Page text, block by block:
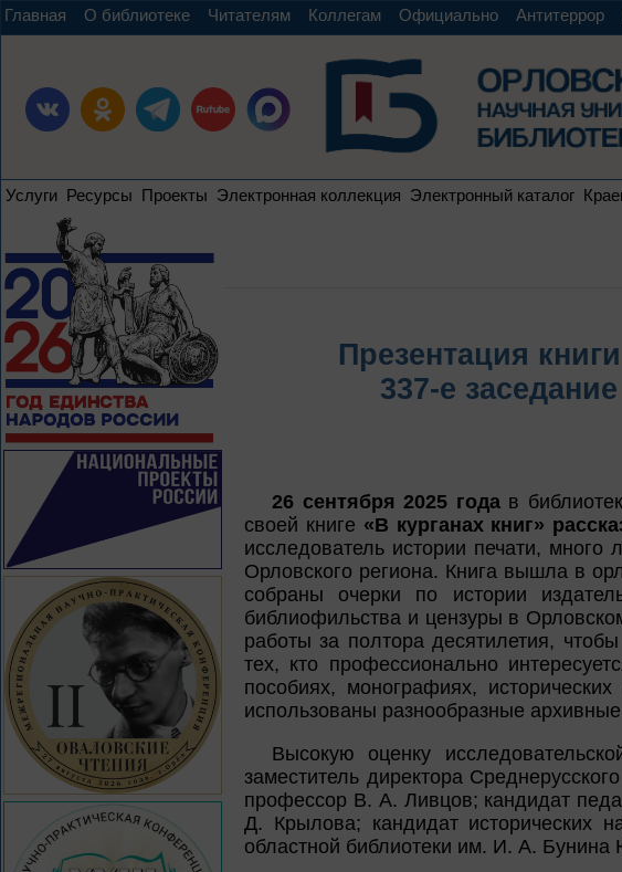
Главная О библиотеке Читателям Коллегам Официально Антитеррор
Услуги Ресурсы Проекты Электронная коллекция Электронный каталог
Презентация
337-е
26 сентября 2025 годав
своей книге «В курганах книг»
исследователь истории печати, много
Орловского региона. Книга вышла в
собраны очерки по истории
библиофильства и цензуры в
работы за полтора десятилетия,
тех, кто профессионально
пособиях, монографиях,
использованы разнообразные
Высокую оценку
заместитель директора
профессор В. А. Ливцов; кандидат
Д. Крылова; кандидат исторических
областной библиотеки им. И. А.